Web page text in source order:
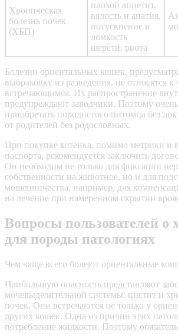
Хроническая
болезнь почек
(ХБП)
плохой аппетит,
вялость и апатия,
потускнение и
ломкость
шерсти, рвота
Болезни ориентальных кошек,
выбраковку из разведения, не относятся к
встречающимся. Их распространение
предупреждают заводчики. Поэтому
приобретать породистого питомца без
от родителей без родословных.
При покупке котенка, помимо метрики и
паспорта, рекомендуется заключить
Он необходим не только для фиксации
собственности на животное, но и для
мошенничества, например, для
на лечение при намеренном скрытии
Вопросы пользователей о
для породы патологиях
Чем чаще всего болеют ориентальные
Наибольшую опасность представляют
мочевыделительной системы: цистит и
почек. Они встречаются не только у
других кошек. Одна из причин этих
потребление жидкости. Поэтому